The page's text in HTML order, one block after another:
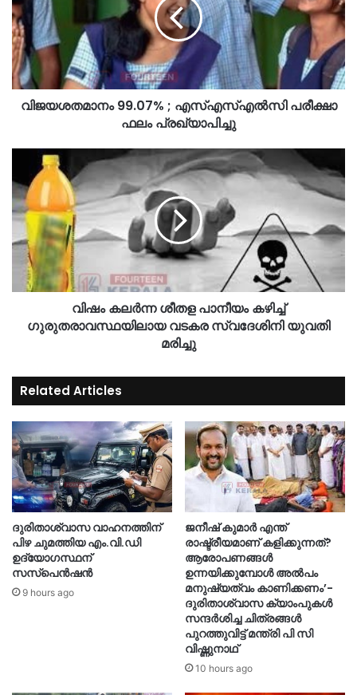
വിജയശതമാനം 99.07% ; എസ്എസ്എൽസി പരീക്ഷാ
ഫലം പ്രഖ്യാപിച്ചു
വിഷം കലർന്ന ശീതള പാനീയം കഴിച്ച്
ഗുരുതരാവസ്ഥയിലായ വടകര സ്വദേശിനി യുവതി
മരിച്ചു
Related Articles
ദുരിതാശ്വാസ വാഹനത്തിന്
പിഴ ചുമത്തിയ എം.വി.ഡി
ഉദ്യോഗസ്ഥന്
സസ്‌പെൻഷൻ
9 hours ago
ജനീഷ് കുമാർ എന്ത്
രാഷ്ട്രീയമാണ് കളിക്കുന്നത്?
ആരോപണങ്ങൾ
ഉന്നയിക്കുമ്പോൾ അൽപം
മനുഷ്യത്വം കാണിക്കണം’-
ദുരിതാശ്വാസ ക്യാംപുകള്‍
സന്ദര്‍ശിച്ച ചിത്രങ്ങള്‍
പുറത്തുവിട്ട് മന്ത്രി പി സി
വിഷ്ണുനാഥ്
10 hours ago